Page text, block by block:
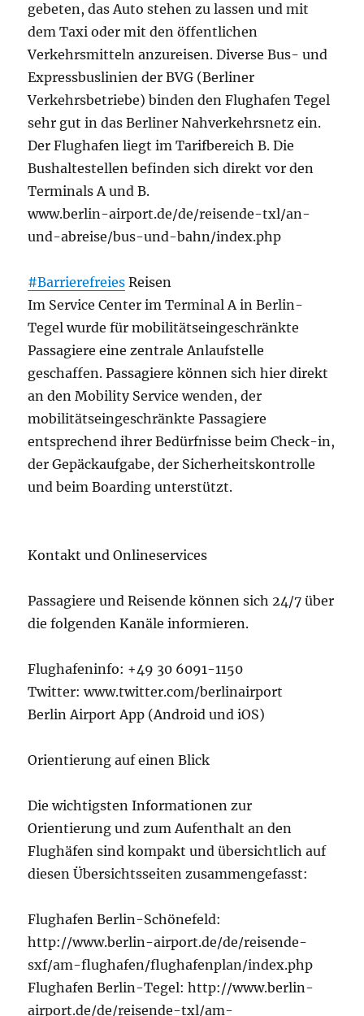
gebeten, das Auto stehen zu lassen und mit
dem Taxi oder mit den öffentlichen
Verkehrsmitteln anzureisen. Diverse Bus- und
Expressbuslinien der BVG (Berliner
Verkehrsbetriebe) binden den Flughafen Tegel
sehr gut in das Berliner Nahverkehrsnetz ein.
Der Flughafen liegt im Tarifbereich B. Die
Bushaltestellen befinden sich direkt vor den
Terminals A und B.
www.berlin-airport.de/de/reisende-txl/an-
und-abreise/bus-und-bahn/index.php
#Barrierefreies Reisen
Im Service Center im Terminal A in Berlin-
Tegel wurde für mobilitätseingeschränkte
Passagiere eine zentrale Anlaufstelle
geschaffen. Passagiere können sich hier direkt
an den Mobility Service wenden, der
mobilitätseingeschränkte Passagiere
entsprechend ihrer Bedürfnisse beim Check-in,
der Gepäckaufgabe, der Sicherheitskontrolle
und beim Boarding unterstützt.
Kontakt und Onlineservices
Passagiere und Reisende können sich 24/7 über
die folgenden Kanäle informieren.
Flughafeninfo: +49 30 6091-1150
Twitter: www.twitter.com/berlinairport
Berlin Airport App (Android und iOS)
Orientierung auf einen Blick
Die wichtigsten Informationen zur
Orientierung und zum Aufenthalt an den
Flughäfen sind kompakt und übersichtlich auf
diesen Übersichtsseiten zusammengefasst:
Flughafen Berlin-Schönefeld:
http://www.berlin-airport.de/de/reisende-
sxf/am-flughafen/flughafenplan/index.php
Flughafen Berlin-Tegel: http://www.berlin-
airport.de/de/reisende-txl/am-